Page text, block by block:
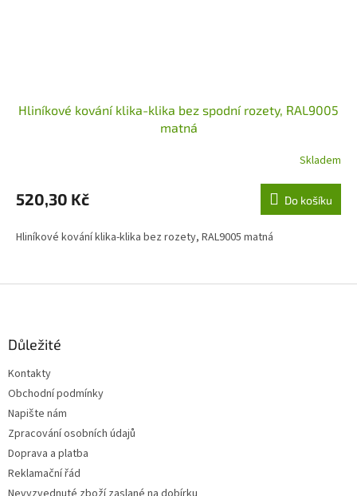
Hliníkové kování klika-klika bez spodní rozety, RAL9005
matná
Skladem
520,30 Kč Do košíku
Hliníkové kování klika-klika bez rozety, RAL9005 matná
Důležité
Kontakty
Obchodní podmínky
Napište nám
Zpracování osobních údajů
Doprava a platba
Reklamační řád